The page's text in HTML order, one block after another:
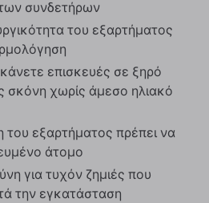
συνδετήρων
του εξαρτήματος
επισκευές σε ξηρό
σκόνη χωρίς άμεσο ηλιακό
εξαρτήματος πρέπει να
άτομο
για τυχόν ζημιές που
την εγκατάσταση